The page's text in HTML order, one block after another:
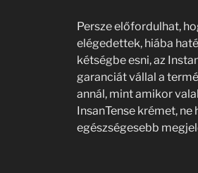
Persze előfordulhat,
elégedettek, hiába
kétségbe esni, az
garanciát vállal a
annál, mint amikor
InsanTense krémet, ne
egészségesebb